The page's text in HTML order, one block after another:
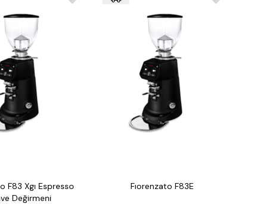
F83 Xgı Espresso
Değirmeni
Fıorenzato F83E